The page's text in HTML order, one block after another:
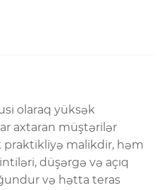
olaraq yüksək
axtaran müştərilər
malikdir, həm
düşərgə və açıq
və hətta teras